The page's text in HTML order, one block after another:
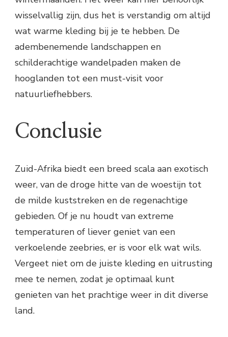
wisselvallig zijn, dus het is verstandig om altijd
wat warme kleding bij je te hebben. De
adembenemende landschappen en
schilderachtige wandelpaden maken de
hooglanden tot een must-visit voor
natuurliefhebbers.
Conclusie
Zuid-Afrika biedt een breed scala aan exotisch
weer, van de droge hitte van de woestijn tot
de milde kuststreken en de regenachtige
gebieden. Of je nu houdt van extreme
temperaturen of liever geniet van een
verkoelende zeebries, er is voor elk wat wils.
Vergeet niet om de juiste kleding en uitrusting
mee te nemen, zodat je optimaal kunt
genieten van het prachtige weer in dit diverse
land.